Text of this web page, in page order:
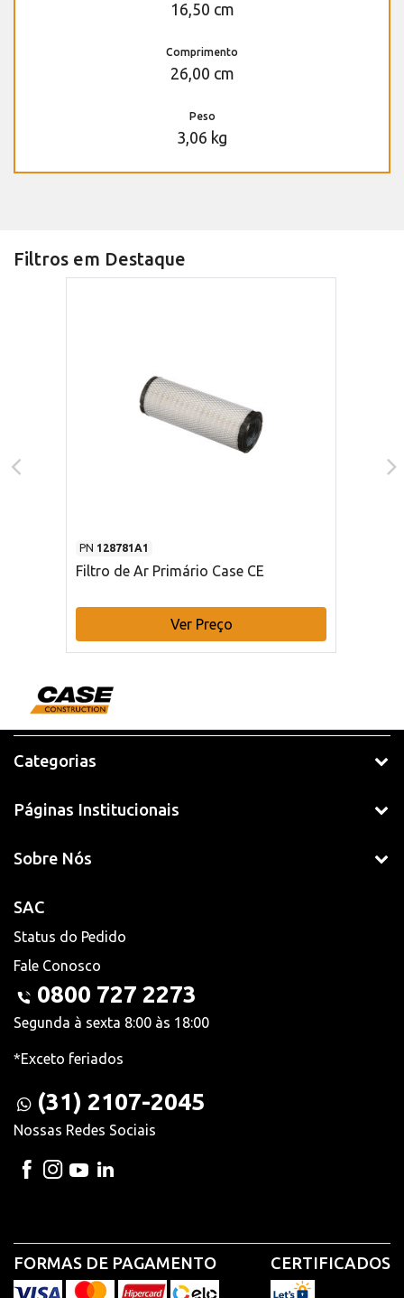
16,50 cm
Comprimento
26,00 cm
Peso
3,06 kg
Filtros em Destaque
PN 128781A1
Filtro de Ar Primário Case CE
Ver Preço
Categorias
Páginas Institucionais
Sobre Nós
SAC
Status do Pedido
Fale Conosco
0800 727 2273
Segunda à sexta 8:00 às 18:00
*Exceto feriados
(31) 2107-2045
Nossas Redes Sociais
FORMAS DE PAGAMENTO CERTIFICADOS